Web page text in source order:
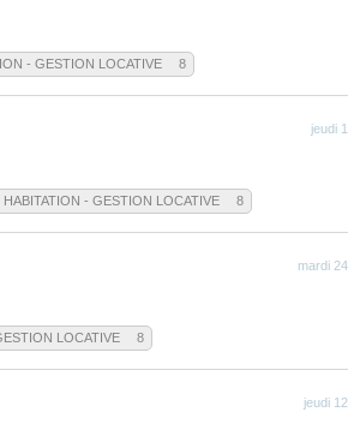
- GESTION LOCATIVE 8
jeudi
HABITATION - GESTION LOCATIVE 8
mardi
LOCATIVE 8
jeudi